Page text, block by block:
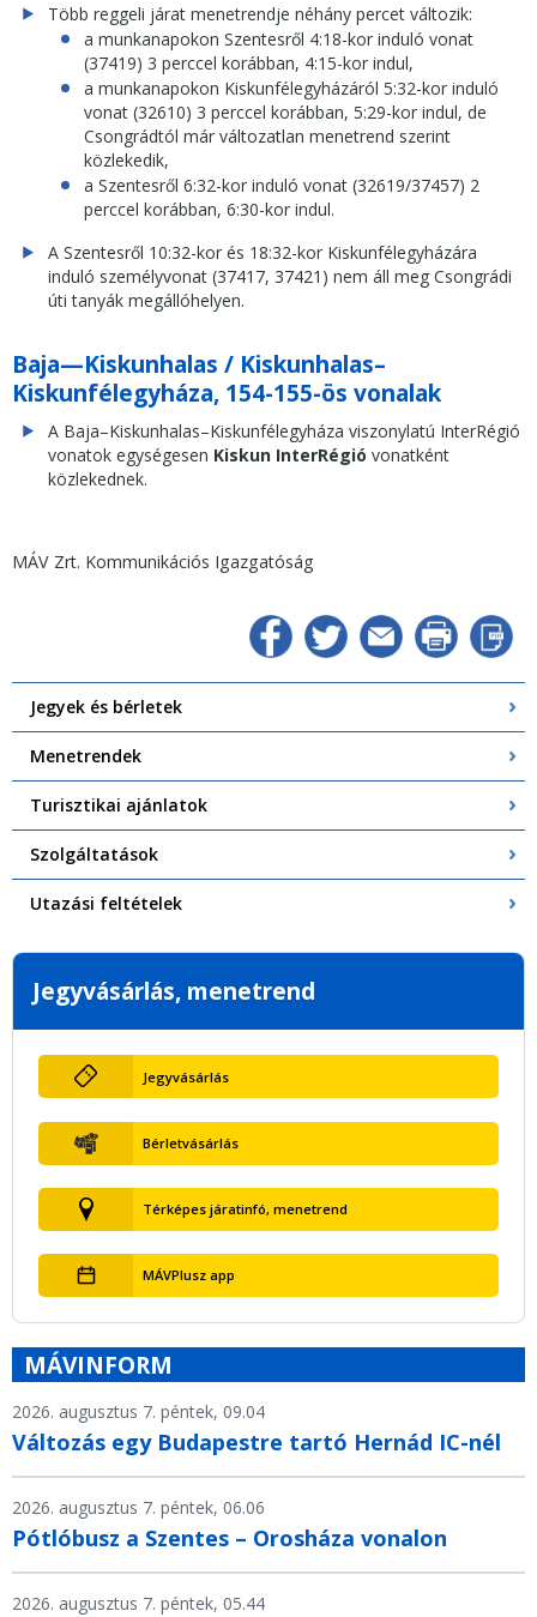
Több reggeli járat menetrendje néhány percet változik:
a munkanapokon Szentesről 4:18-kor induló vonat
(37419) 3 perccel korábban, 4:15-kor indul,
a munkanapokon Kiskunfélegyházáról 5:32-kor induló
vonat (32610) 3 perccel korábban, 5:29-kor indul, de
Csongrádtól már változatlan menetrend szerint
közlekedik,
a Szentesről 6:32-kor induló vonat (32619/37457) 2
perccel korábban, 6:30-kor indul.
A Szentesről 10:32-kor és 18:32-kor Kiskunfélegyházára
induló személyvonat (37417, 37421) nem áll meg Csongrádi
úti tanyák megállóhelyen.
Baja—Kiskunhalas / Kiskunhalas–
Kiskunfélegyháza, 154-155-ös vonalak
A Baja–Kiskunhalas–Kiskunfélegyháza viszonylatú InterRégió
vonatok egységesen Kiskun InterRégió vonatként
közlekednek.
MÁV Zrt. Kommunikációs Igazgatóság
Jegyek és bérletek
Menetrendek
Turisztikai ajánlatok
Szolgáltatások
Utazási feltételek
Jegyvásárlás, menetrend
Jegyvásárlás
Bérletvásárlás
Térképes járatinfó, menetrend
MÁVPlusz app
MÁVINFORM
2026. augusztus 7. péntek, 09.04
Változás egy Budapestre tartó Hernád IC-nél
2026. augusztus 7. péntek, 06.06
Pótlóbusz a Szentes – Orosháza vonalon
2026. augusztus 7. péntek, 05.44